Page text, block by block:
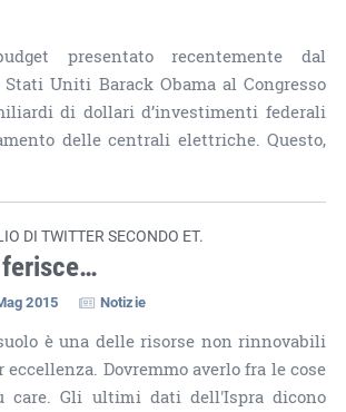
presentato recentemente dal
Uniti Barack Obama al Congresso
di dollari d’investimenti federali
delle centrali elettriche. Questo,
DI TWITTER SECONDO ET.
2015 Notizie
è una delle risorse non rinnovabili
eccellenza. Dovremmo averlo fra le cose
care. Gli ultimi dati dell'Ispra dicono